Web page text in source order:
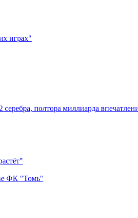
играх"
полтора миллиарда
ФК "Томь"